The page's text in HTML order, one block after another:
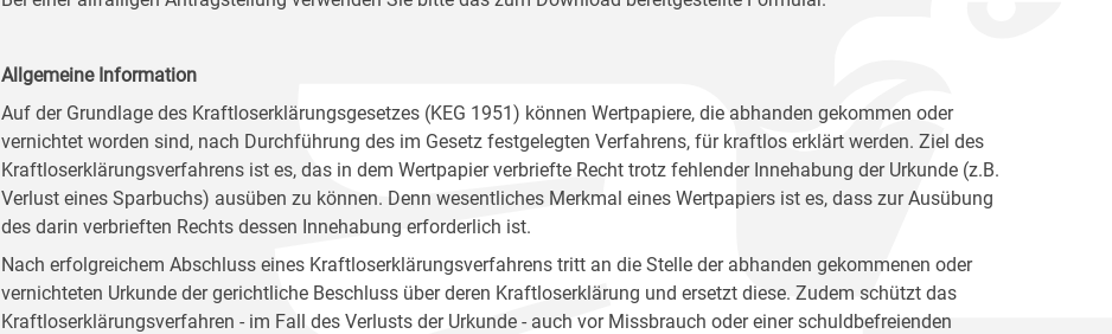
Allgemeine Information
Auf der Grundlage des Kraftloserklärungsgesetzes (KEG 1951) können Wertpapiere, die abhanden gekommen oder
vernichtet worden sind, nach Durchführung des im Gesetz festgelegten Verfahrens, für kraftlos erklärt werden. Ziel des
Kraftloserklärungsverfahrens ist es, das in dem Wertpapier verbriefte Recht trotz fehlender Innehabung der Urkunde (z.B.
Verlust eines Sparbuchs) ausüben zu können. Denn wesentliches Merkmal eines Wertpapiers ist es, dass zur Ausübung
des darin verbrieften Rechts dessen Innehabung erforderlich ist.
Nach erfolgreichem Abschluss eines Kraftloserklärungsverfahrens tritt an die Stelle der abhanden gekommenen oder
vernichteten Urkunde der gerichtliche Beschluss über deren Kraftloserklärung und ersetzt diese. Zudem schützt das
Kraftloserklärungsverfahren - im Fall des Verlusts der Urkunde - auch vor Missbrauch oder einer schuldbefreienden